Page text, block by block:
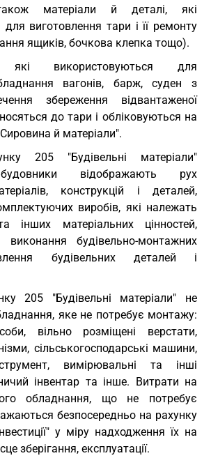
матеріали й деталі, які
виготовлення тари і її ремонту
ящиків, бочкова клепка тощо).
які використовуються для
вагонів, барж, суден з
збереження відвантаженої
до тари і обліковуються на
й матеріали".
205 "Будівельні матеріали"
відображають рух
конструкцій і деталей,
виробів, які належать
матеріальних цінностей,
виконання будівельно-монтажних
будівельних деталей і
205 "Будівельні матеріали" не
яке не потребує монтажу:
вільно розміщені верстати,
сільськогосподарські машини,
вимірювальні та інші
інвентар та інше. Витрати на
обладнання, що не потребує
безпосередньо на рахунку
у міру надходження їх на
зберігання, експлуатації.